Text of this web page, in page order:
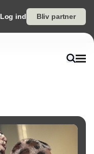
Log ind Bliv partner